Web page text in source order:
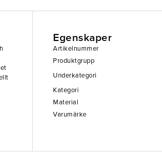
Egenskaper
Artikelnummer
Produktgrupp
Underkategori
Kategori
Material
Varumärke